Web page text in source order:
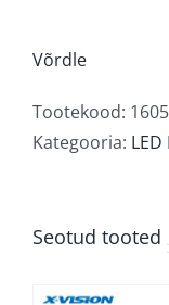
parktuli
valitav
Võrdle
Tootekood:
Kategooria:
Seotud tooted